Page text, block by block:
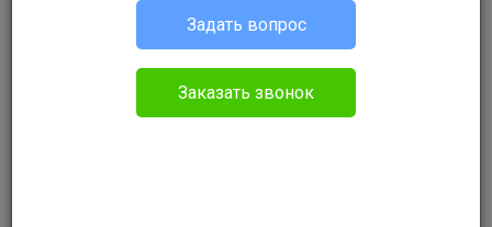
Здравствуйте! У моей мамы такая проблема:
Задать вопрос
Заказать звонок